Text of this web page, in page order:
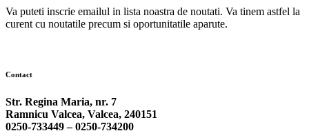
Va puteti inscrie emailul in lista noastra de noutati. Va tinem astfel la
curent cu noutatile precum si oportunitatile aparute.
Contact
Str. Regina Maria, nr. 7
Ramnicu Valcea, Valcea, 240151
0250-733449 –0250-734200